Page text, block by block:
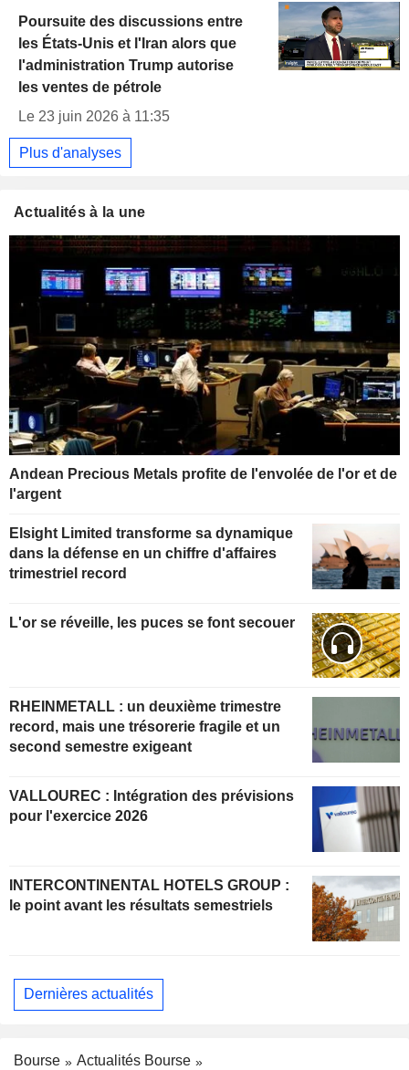
Poursuite des discussions entre
les États-Unis et l'Iran alors que
l'administration Trump autorise
les ventes de pétrole
Le 23 juin 2026 à 11:35
Plus d'analyses
Actualités à la une
Andean Precious Metals profite de l'envolée de l'or et de
l'argent
Elsight Limited transforme sa dynamique
dans la défense en un chiffre d'affaires
trimestriel record
L'or se réveille, les puces se font secouer
RHEINMETALL : un deuxième trimestre
record, mais une trésorerie fragile et un
second semestre exigeant
VALLOUREC : Intégration des prévisions
pour l'exercice 2026
INTERCONTINENTAL HOTELS GROUP :
le point avant les résultats semestriels
Dernières actualités
Bourse
Actualités Bourse